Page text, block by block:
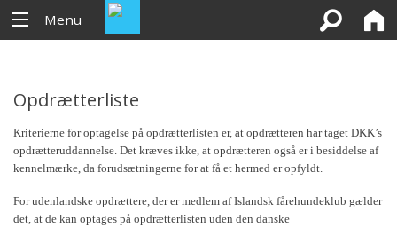
Menu
Opdrætterliste
Kriterierne for optagelse på opdrætterlisten er, at opdrætteren har taget DKK’s
opdrætteruddannelse. Det kræves ikke, at opdrætteren også er i besiddelse af
kennelmærke, da forudsætningerne for at få et hermed er opfyldt.
For udenlandske opdrættere, der er medlem af Islandsk fårehundeklub gælder
det, at de kan optages på opdrætterlisten uden den danske